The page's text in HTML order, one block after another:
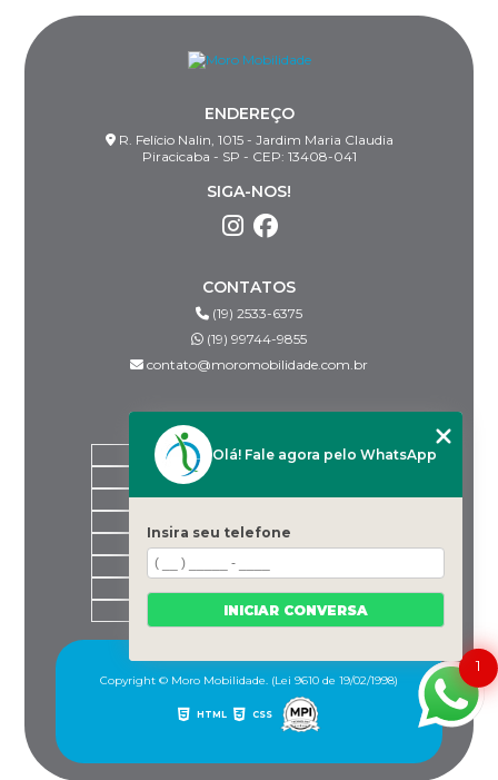
ENDEREÇO
R. Felício Nalin, 1015 - Jardim Maria Claudia
Piracicaba - SP - CEP: 13408-041
SIGA-NOS!
CONTATOS
(19) 2533-6375
(19) 99744-9855
contato@moromobilidade.com.br
HOME
PRODUTOS
CONTATO
MAPA DO SITE
Copyright © Moro Mobilidade. (Lei 9610 de 19/02/1998)
HTML CSS
1
Olá! Fale agora pelo WhatsApp
Insira seu telefone
INICIAR CONVERSA